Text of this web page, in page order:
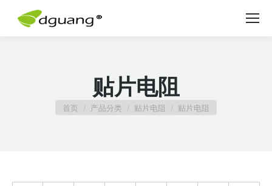
贴片电阻
您在这里：
首页 产品分类 贴片电阻 贴片电阻